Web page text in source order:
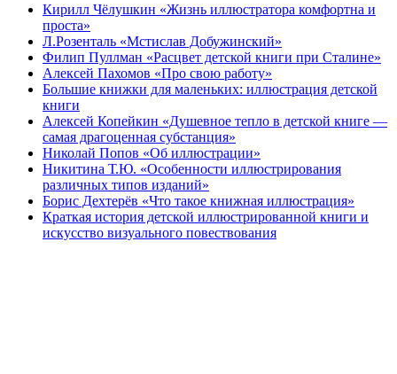
Кирилл Чёлушкин «Жизнь иллюстратора комфортна и
проста»
Л.Розенталь «Мстислав Добужинский»
Филип Пуллман «Расцвет детской книги при Сталине»
Алексей Пахомов «Про свою работу»
Большие книжки для маленьких: иллюстрация детской
книги
Алексей Копейкин «Душевное тепло в детской книге —
самая драгоценная субстанция»
Николай Попов «Об иллюстрации»
Никитина Т.Ю. «Особенности иллюстрирования
различных типов изданий»
Борис Дехтерёв «Что такое книжная иллюстрация»
Краткая история детской иллюстрированной книги и
искусство визуального повествования